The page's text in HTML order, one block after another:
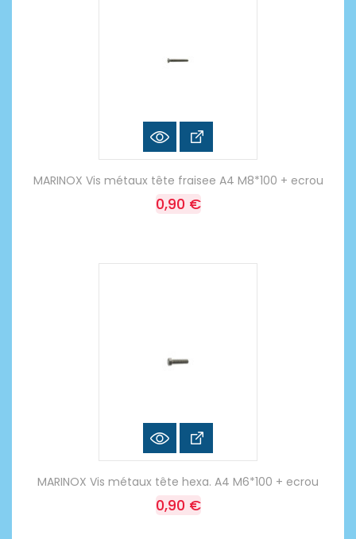
MARINOX Vis métaux tête fraisee A4 M8*100 + ecrou
0,90 €
MARINOX Vis métaux tête hexa. A4 M6*100 + ecrou
0,90 €